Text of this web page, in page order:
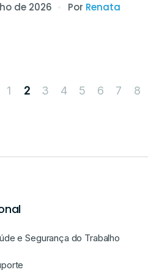
de 2026 Por Renata
1 2 3 4 5 6 7 8
e Segurança do Trabalho